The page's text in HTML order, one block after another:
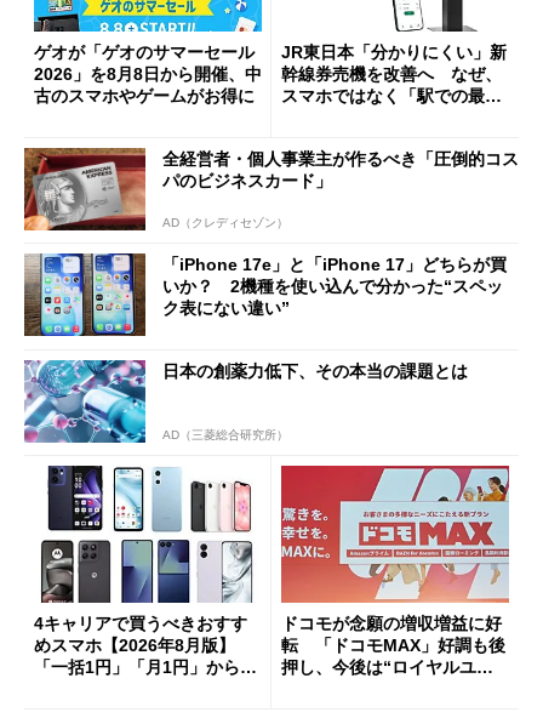
ゲオが「ゲオのサマーセール
2026」を8月8日から開催、中
古のスマホやゲームがお得に
JR東日本「分かりにくい」新
幹線券売機を改善へ なぜ、
スマホではなく「駅での最短
全経営者・個人事業主が作るべき「圧倒的コス
パのビジネスカード」
AD（クレディセゾン）
「iPhone 17e」と「iPhone 17」どちらが買
いか？ 2機種を使い込んで分かった“スペッ
ク表にない違い”
日本の創薬力低下、その本当の課題とは
AD（三菱総合研究所）
4キャリアで買うべきおすす
めスマホ【2026年8月版】
「一括1円」「月1円」からお
ドコモが念願の増収増益に好
転 「ドコモMAX」好調も後
押し、今後は“ロイヤルユー